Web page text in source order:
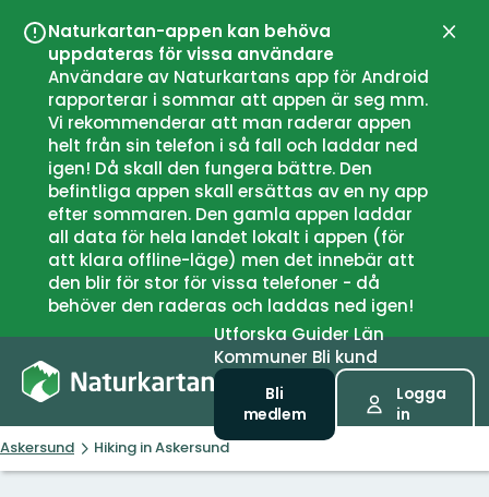
Naturkartan-appen kan behöva
uppdateras för vissa användare
Användare av Naturkartans app för Android
rapporterar i sommar att appen är seg mm.
Vi rekommenderar att man raderar appen
helt från sin telefon i så fall och laddar ned
igen! Då skall den fungera bättre. Den
befintliga appen skall ersättas av en ny app
efter sommaren. Den gamla appen laddar
all data för hela landet lokalt i appen (för
att klara offline-läge) men det innebär att
den blir för stor för vissa telefoner - då
behöver den raderas och laddas ned igen!
UtforskaGuiderLän
Kommuner Bli kund
Bli
medlem
Logga
in
Askersund Hiking in Askersund